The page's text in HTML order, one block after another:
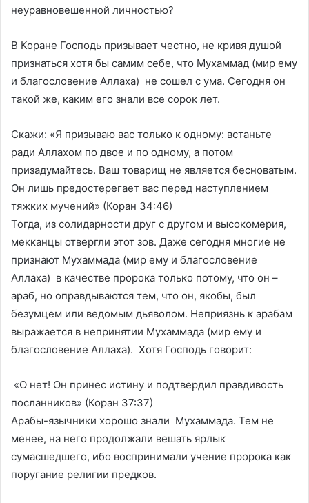
неуравновешенной личностью?
В Коране Господь призывает честно, не кривя душой
признаться хотя бы самим себе, что Мухаммад (мир ему
и благословение Аллаха) не сошел с ума. Сегодня он
такой же, каким его знали все сорок лет.
Скажи: «Я призываю вас только к одному: встаньте
ради Аллахом по двое и по одному, а потом
призадумайтесь. Ваш товарищ не является бесноватым.
Он лишь предостерегает вас перед наступлением
тяжких мучений» (Коран 34:46)
Тогда, из солидарности друг с другом и высокомерия,
мекканцы отвергли этот зов. Даже сегодня многие не
признают Мухаммада (мир ему и благословение
Аллаха) в качестве пророка только потому, что он –
араб, но оправдываются тем, что он, якобы, был
безумцем или ведомым дьяволом. Неприязнь к арабам
выражается в непринятии Мухаммада (мир ему и
благословение Аллаха). Хотя Господь говорит:
«О нет! Он принес истину и подтвердил правдивость
посланников» (Коран 37:37)
Арабы-язычники хорошо знали Мухаммада. Тем не
менее, на него продолжали вешать ярлык
сумасшедшего, ибо воспринимали учение пророка как
поругание религии предков.